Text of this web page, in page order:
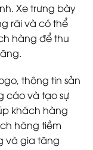
Xe trưng bày
rãi và có thể
hàng để thu
thông tin sản
cáo và tạo sự
khách hàng
hàng tiềm
và gia tăng